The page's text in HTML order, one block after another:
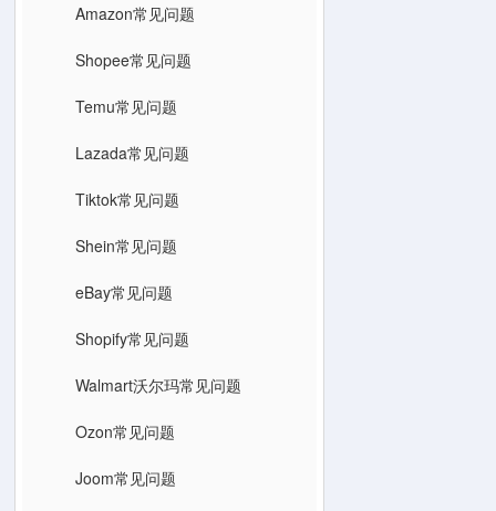
Amazon常见问题
Shopee常见问题
Temu常见问题
Lazada常见问题
Tiktok常见问题
Shein常见问题
eBay常见问题
Shopify常见问题
Walmart沃尔玛常见问题
Ozon常见问题
Joom常见问题